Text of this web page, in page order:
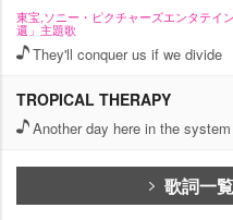
東宝,ソニー・ピクチャーズエンタテイ
還」主題歌
They'll conquer us if we divide
TROPICAL THERAPY
Another day here in the system
歌詞一